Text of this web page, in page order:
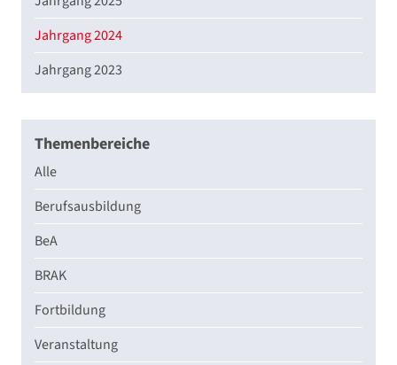
Jahrgang 2024
Jahrgang 2023
Themenbereiche
Alle
Berufsausbildung
BeA
BRAK
Fortbildung
Veranstaltung